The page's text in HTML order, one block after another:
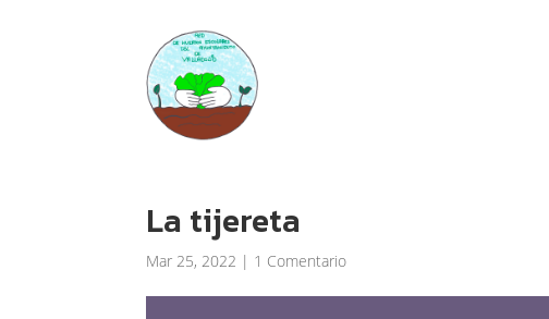
La tijereta
Mar 25, 2022 | 1 Comentario